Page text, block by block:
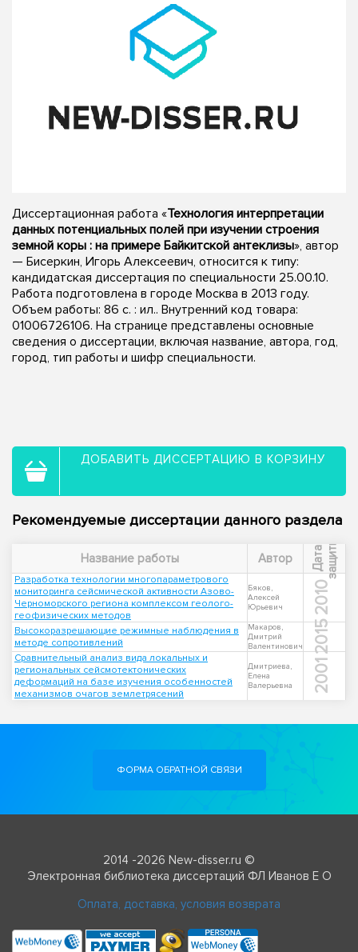
Диссертационная работа «Технология интерпретации
данных потенциальных полей при изучении строения
земной коры : на примере Байкитской антеклизы», автор
— Бисеркин, Игорь Алексеевич, относится к типу:
кандидатская диссертация по специальности 25.00.10.
Работа подготовлена в городе Москва в 2013 году.
Объем работы: 86 с. : ил.. Внутренний код товара:
01006726106. На странице представлены основные
сведения о диссертации, включая название, автора, год,
город, тип работы и шифр специальности.
ДОБАВИТЬ ДИССЕРТАЦИЮ В КОРЗИНУ
Рекомендуемые диссертации данного раздела
Название работы Автор Д
а
т
а
з
а
щ
и
т ы
Разработка технологии многопараметрового
мониторинга сейсмической активности Азово-
Черноморского региона комплексом геолого-
геофизических методов
Бяков,
Алексей
Юрьевич
2010
Высокоразрешающие режимные наблюдения в
методе сопротивлений
Макаров,
Дмитрий
Валентинович
2015
Сравнительный анализ вида локальных и
региональных сейсмотектонических
деформаций на базе изучения особенностей
механизмов очагов землетрясений
Дмитриева,
Елена
Валерьевна
2001
ФОРМА ОБРАТНОЙ СВЯЗИ
2014 -2026 New-disser.ru ©
Электронная библиотека диссертаций ФЛ Иванов Е О
Оплата, доставка, условия возврата